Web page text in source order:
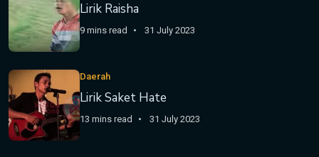
Lirik Raisha
9 mins read 31 July 2023
Daerah
Lirik Saket Hate
13 mins read 31 July 2023